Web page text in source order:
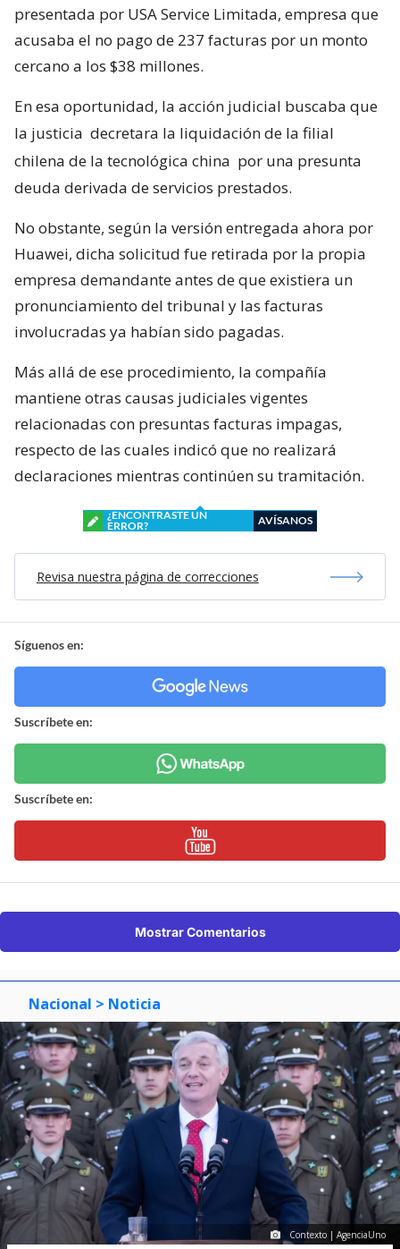
presentada por USA Service Limitada, empresa que
acusaba el no pago de 237 facturas por un monto
cercano a los $38 millones.
En esa oportunidad, la acción judicial buscaba que
la justicia decretara la liquidación de la filial
chilena de la tecnológica china por una presunta
deuda derivada de servicios prestados.
No obstante, según la versión entregada ahora por
Huawei, dicha solicitud fue retirada por la propia
empresa demandante antes de que existiera un
pronunciamiento del tribunal y las facturas
involucradas ya habían sido pagadas.
Más allá de ese procedimiento, la compañía
mantiene otras causas judiciales vigentes
relacionadas con presuntas facturas impagas,
respecto de las cuales indicó que no realizará
declaraciones mientras continúen su tramitación.
¿ENCONTRASTE UN
ERROR?
AVÍSANOS
Revisa nuestra página de correcciones
Síguenos en:
Suscríbete en:
Suscríbete en:
Mostrar Comentarios
Nacional > Noticia
Contexto | AgenciaUno